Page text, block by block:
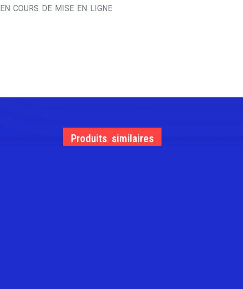
EN COURS DE MISE EN LIGNE
Produits similaires